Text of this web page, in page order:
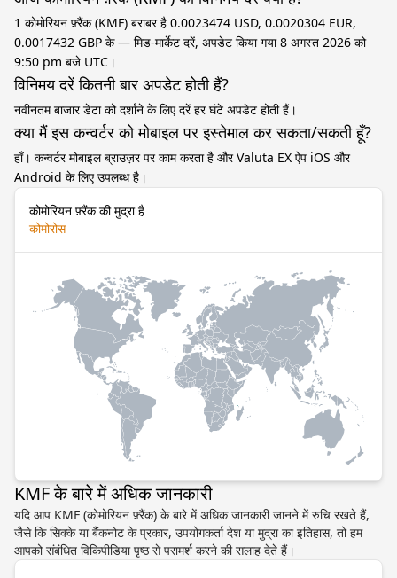
1 कोमोरियन फ़्रैंक (KMF) बराबर है 0.0023474 USD, 0.0020304 EUR,
0.0017432 GBP के — मिड-मार्केट दरें, अपडेट किया गया 8 अगस्त 2026 को
9:50 pm बजे UTC।
विनिमय दरें कितनी बार अपडेट होती हैं?
नवीनतम बाजार डेटा को दर्शाने के लिए दरें हर घंटे अपडेट होती हैं।
क्या मैं इस कन्वर्टर को मोबाइल पर इस्तेमाल कर सकता/सकती हूँ?
हाँ। कन्वर्टर मोबाइल ब्राउज़र पर काम करता है और Valuta EX ऐप iOS और
Android के लिए उपलब्ध है।
कोमोरियन फ़्रैंक की मुद्रा है
कोमोरोस
KMF के बारे में अधिक जानकारी
यदि आप KMF (कोमोरियन फ़्रैंक) के बारे में अधिक जानकारी जानने में रुचि रखते हैं,
जैसे कि सिक्के या बैंकनोट के प्रकार, उपयोगकर्ता देश या मुद्रा का इतिहास, तो हम
आपको संबंधित विकिपीडिया पृष्ठ से परामर्श करने की सलाह देते हैं।